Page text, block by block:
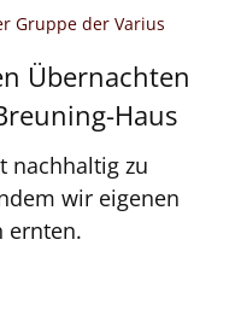
Gruppe der Varius
Übernachten
Haus
nachhaltig zu
wir eigenen
ernten.